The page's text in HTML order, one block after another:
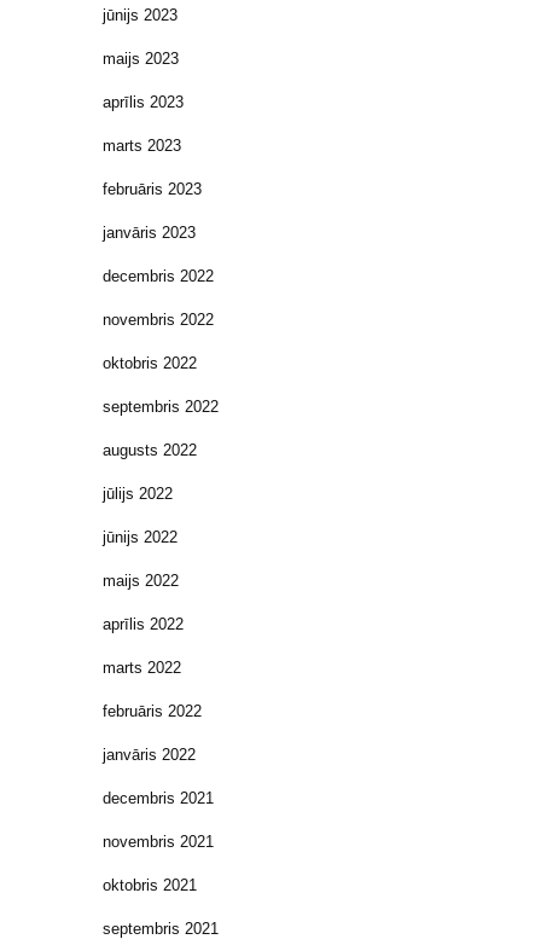
jūnijs 2023
maijs 2023
aprīlis 2023
marts 2023
februāris 2023
janvāris 2023
decembris 2022
novembris 2022
oktobris 2022
septembris 2022
augusts 2022
jūlijs 2022
jūnijs 2022
maijs 2022
aprīlis 2022
marts 2022
februāris 2022
janvāris 2022
decembris 2021
novembris 2021
oktobris 2021
septembris 2021